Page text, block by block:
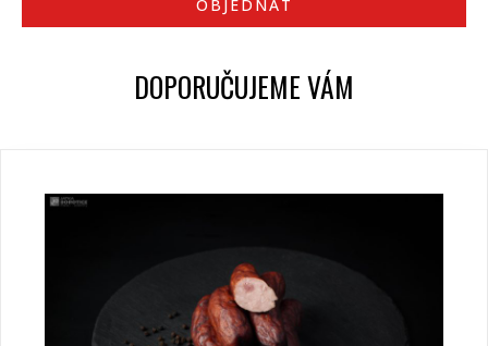
OBJEDNAT
DOPORUČUJEME VÁM